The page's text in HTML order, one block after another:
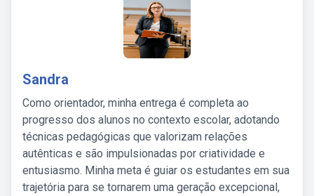
Sandra
Como orientador, minha entrega é completa ao
progresso dos alunos no contexto escolar, adotando
técnicas pedagógicas que valorizam relações
autênticas e são impulsionadas por criatividade e
entusiasmo. Minha meta é guiar os estudantes em sua
trajetória para se tornarem uma geração excepcional,